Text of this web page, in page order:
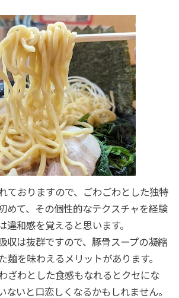
ておりますので、ごわごわとした独特
めて、その個性的なテクスチャを経験
違和感を覚えると思います。
収は抜群ですので、豚骨スープの凝縮
麺を味わえるメリットがあります。
ざわとした食感もなれるとクセにな
ないと口恋しくなるかもしれません。